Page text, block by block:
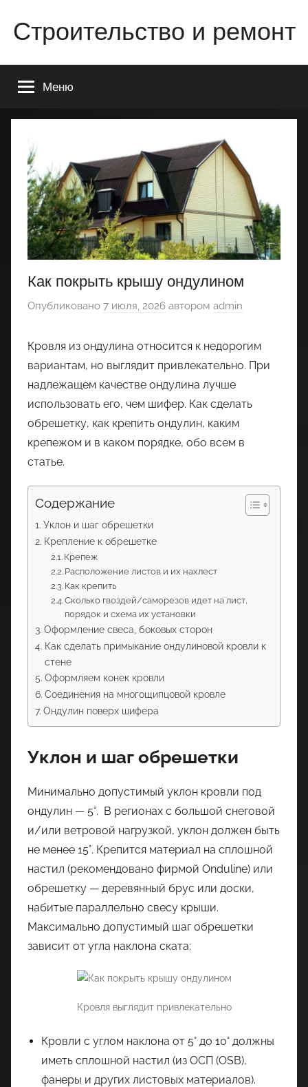
содержимому
Строительство и ремонт
строительстве
ремонте
Вашего
дома
квартиры
Меню
Как покрыть крышу ондулином
Опубликовано 7 июля, 2026 автором admin
Кровля из ондулина относится к недорогим
вариантам, но выглядит привлекательно. При
надлежащем качестве ондулина лучше
использовать его, чем шифер. Как сделать
обрешетку, как крепить ондулин, каким
крепежом и в каком порядке, обо всем в
статье.
Содержание
Уклон и шаг обрешетки
Крепление к обрешетке
Крепеж
Расположение листов и их нахлест
Как крепить
Сколько гвоздей/саморезов идет на лист,
порядок и схема их установки
Оформление свеса, боковых сторон
Как сделать примыкание ондулиновой кровли к
стене
Оформляем конек кровли
Соединения на многощипцовой кровле
Ондулин поверх шифера
Уклон и шаг обрешетки
Минимально допустимый уклон кровли под
ондулин — 5°. В регионах с большой снеговой
и/или ветровой нагрузкой, уклон должен быть
не менее 15°. Крепится материал на сплошной
настил (рекомендовано фирмой Onduline) или
обрешетку — деревянный брус или доски,
набитые параллельно свесу крыши.
Максимально допустимый шаг обрешетки
зависит от угла наклона ската:
Кровля выглядит привлекательно
Кровли с углом наклона от 5° до 10° должны
иметь сплошной настил (из ОСП (OSB),
фанеры и других листовых материалов).